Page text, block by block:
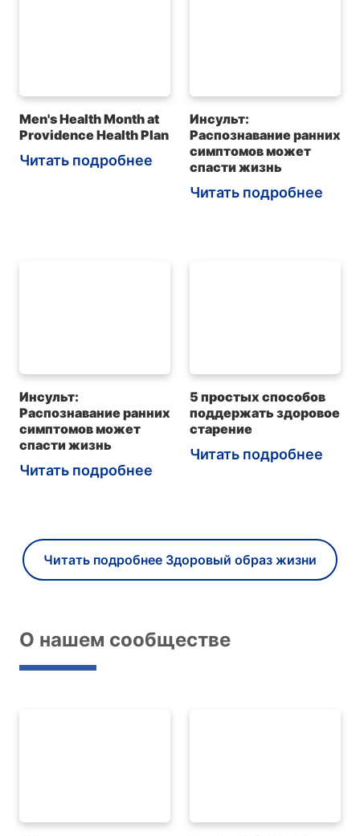
Men's Health Month at
Providence Health Plan
Читать подробнее
Инсульт:
Распознавание ранних
симптомов может
спасти жизнь
Читать подробнее
Инсульт:
Распознавание ранних
симптомов может
спасти жизнь
Читать подробнее
5 простых способов
поддержать здоровое
старение
Читать подробнее
Читать подробнее Здоровый образ жизни
О нашем сообществе